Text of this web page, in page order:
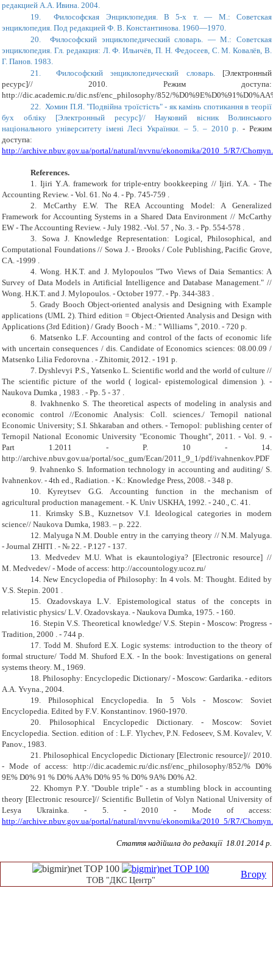
редакцией А.А. Ивина. 2004.
19.
Философская Энциклопедия. В 5-х т. — М.: Советская
энциклопедия. Под редакцией Ф. В. Константинова. 1960—1970.
20.
Философский энциклопедический словарь. — М.: Советская
энциклопедия. Гл. редакция: Л. Ф. Ильичёв, П. Н. Федосеев, С. М. Ковалёв, В.
Г. Панов. 1983.
21.
Философский энциклопедический словарь. [Электронный
ресурс]//2010. Режим доступа:
http://dic.academic.ru/dic.nsf/enc_philosophy/852/
22. Хомин П.Я. "Подвійна троїстість" - як камінь спотикання в теорії
бух обліку [Электронный ресурс]// Науковий вісник Волинського
національного університету імені Лесі Українки. – 5. – 2010 р.- Режим
доступа:
http://archive.nbuv.gov.ua/portal/natural/nvvnu/ekonomika/2010_5/R7/
References.
1. Ijiri Y.A.framework for triple-entry bookkeeping // Ijiri. Y.A. - The
Accounting Review. - Vol. 61. No 4. - Pp. 745-759 .
2. McCarthy E.W. The REA Accounting Model: A Generalized
Framework for Accounting Systems in a Shared Data Environment // McCarthy
EW - The Accounting Review. - July 1982. -Vol. 57 , No. 3. - Pp. 554-578 .
3. Sowa J. Knowledge Representation: Logical, Philosophical, and
Computational Foundations // Sowa J. - Brooks / Cole Publishing, Pacific Grove,
CA. -1999 .
4. Wong. H.K.T. and J. Mylopoulos "Two Views of Daia Semantics: A
Survey of Data Models in Artificial Intelligence and Database Management." //
Wong. H.K.T. and J. Mylopoulos. - October 1977. - Pp. 344-383 .
5. Grady Booch Object-oriented analysis and Designing with Example
applications (UML 2). Third edition = Object-Oriented Analysis and Design with
Applications (3rd Edition) / Grady Booch - M.: " Williams ", 2010. - 720 p.
6. Matsenko L.F. Accounting and control of the facts of economic life
with uncertain consequences / dis. Candidate of Economics sciences: 08.00.09 /
Matsenko Lilia Fedorovna . - Zhitomir, 2012. - 191 p.
7. Dyshlevyi P.S., Yatsenko L. Scientific world and the world of culture //
The scientific picture of the world ( logical- epistemological dimension ). -
Naukova Dumka , 1983 . - Pp. 5 - 37 .
8. Ivakhnenko S. The theoretical aspects of modeling in analysis and
economic control //Economic Analysis: Coll. sciences./Ternopil national
Economic University; S.I. Shkaraban and others. - Ternopol: publishing center of
Ternopil National Economic University "Economic Thought", 2011. - Vol. 9. -
Part 1.2011 - P. 10 - 14.
http://archive.nbuv.gov.ua/portal/soc_gum/Ecan/2011_9_1/pdf/ivahnenkov.PDF
9. Ivahnenko S. Information technology in accounting and auditing/ S.
Ivahnenkov. - 4th ed., Radiation. - K.: Knowledge Press, 2008. - 348 p.
10. Kyreytsev G.G. Accounting function in the mechanism of
agricultural production management. - K. Univ USKHA, 1992. - 240., C. 41.
11. Krimsky S.B., Kuznetsov V.I. Ideological categories in modern
science// Naukova Dumka, 1983. – p. 222.
12. Malyuga N.M.Double entry in the carrying theory // N.M. Malyuga.
- Journal ZHITI . - № 22. - P.127 - 137.
13. Medvedev M.U.What is ekauntologiya? [Electronic resource] //
M. Medvedev/ - Mode of access: http://accountology.ucoz.ru/
14. New Encyclopedia of Philosophy: In 4 vols. M: Thought. Edited by
V.S. Stepin. 2001 .
15. Ozadovskaya L.V. Epistemological status of the concepts in
relativistic physics/ L.V. Ozadovskaya. - Naukova Dumka, 1975. - 160.
16. Stepin V.S. Theoretical knowledge/ V.S. Stepin - Moscow: Progress -
Tradition, 2000 . - 744 p.
17. Todd M. Shuford E.X. Logic systems: introduction to the theory of
formal structure/ Todd M. Shuford E.X. - In the book: Investigations on general
systems theory. M., 1969.
18. Philosophy: Encyclopedic Dictionary/- Moscow: Gardarika.-editors
A.A. Yvyna., 2004.
19. Philosophical Encyclopedia. In 5 Vols - Moscow: Soviet
Encyclopedia. Edited by F.V. Konstantinov. 1960-1970.
20. Philosophical Encyclopedic Dictionary. - Moscow: Soviet
Encyclopedia. Section. edition of : L.F. Ylychev, P.N. Fedoseev, S.M.Kovalev, V.
Panov., 1983.
21. Philosophical Encyclopedic Dictionary [Electronic resource]// 2010.
- Mode of access: http://dic.academic.ru/dic.nsf/enc_philosophy/852/% D0%
9E% D0% 91 % D0% AA% D0% 95 % D0% 9A% D0% A2.
22. Khomyn P.Y."Doubletriple" - as a stumbling block in accounting
theory [Electronic resource]// Scientific Bulletin of Volyn National University of
Lesya Ukrainka. - 5. - 2010 - Mode of access:
http://archive.nbuv.gov.ua/portal/natural/nvvnu/ekonomika/2010_5/R7/
Стаття надійшла до редакції 18.01.2014 р.
Вгору
ТОВ "ДКС Центр"